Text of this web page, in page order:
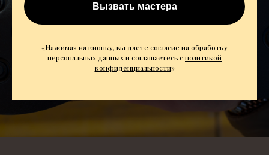
Вызвать мастера
«Нажимая на кнопку, вы даете согласие на обработку
персональных данных и соглашаетесь cполитикой
конфиденциальности»